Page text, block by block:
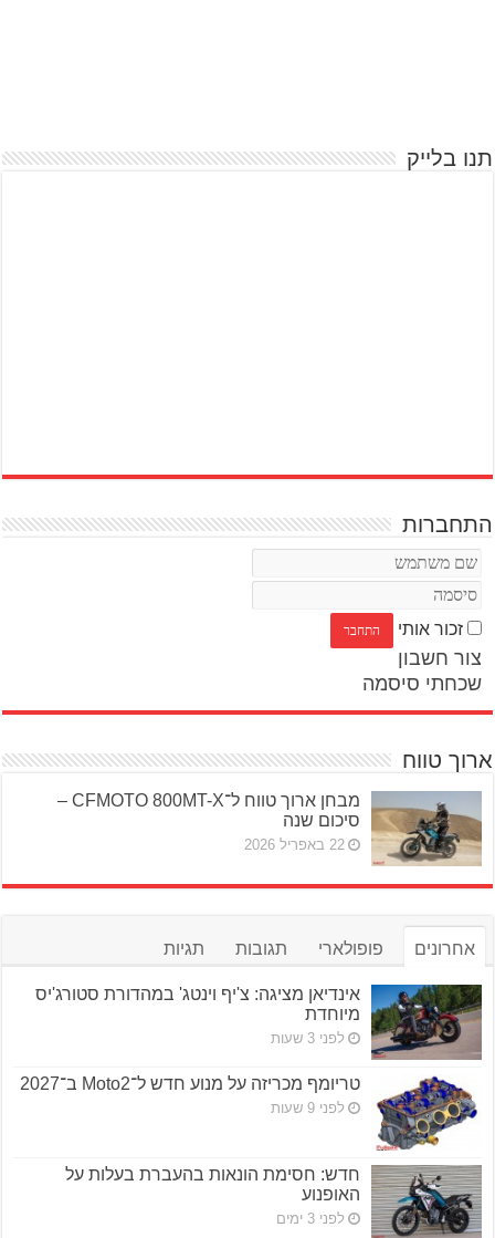
תנו בלייק
התחברות
זכור אותי
צור חשבון
שכחתי סיסמה
ארוך טווח
מבחן ארוך טווח ל־CFMOTO 800MT-X –
סיכום שנה
22 באפריל 2026
אחרונים פופולארי תגובות תגיות
אינדיאן מציגה: צ'יף וינטג' במהדורת סטורג'יס
מיוחדת
לפני 3 שעות
טריומף מכריזה על מנוע חדש ל־Moto2 ב־2027
לפני 9 שעות
חדש: חסימת הונאות בהעברת בעלות על
האופנוע
לפני 3 ימים